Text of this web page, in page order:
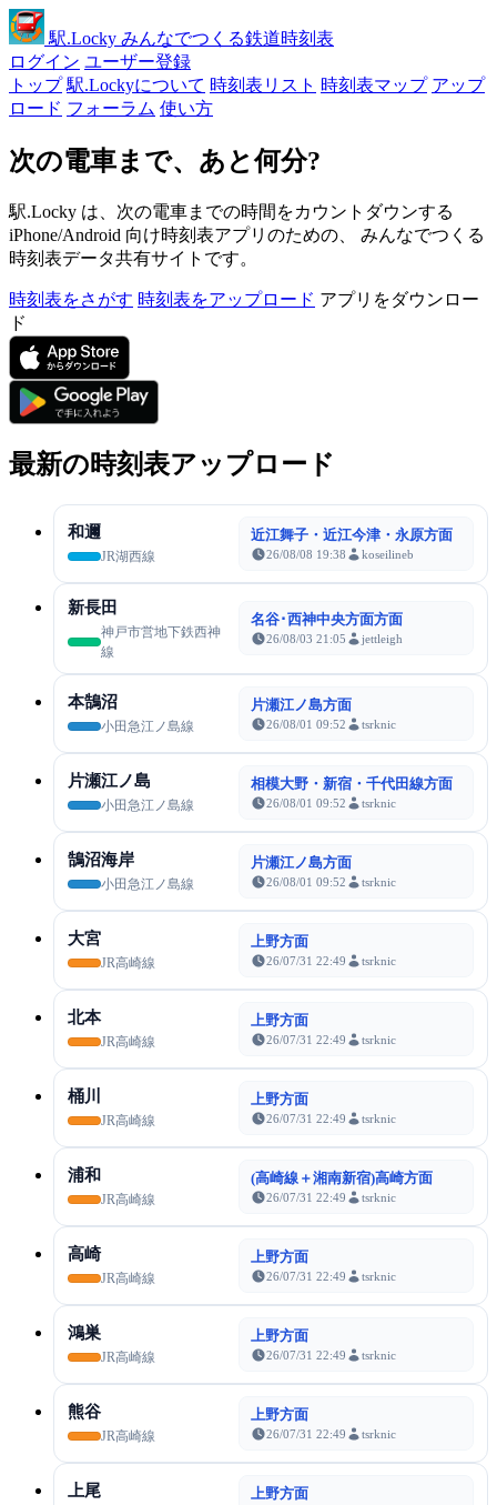
駅.Locky みんなでつくる鉄道時刻表
ログイン ユーザー登録
トップ 駅.Lockyについて 時刻表リスト 時刻表マップ アップ
ロード フォーラム 使い方
次の電車まで、あと何分?
駅.Locky は、次の電車までの時間をカウントダウンする
iPhone/Android 向け時刻表アプリのための、 みんなでつくる
時刻表データ共有サイトです。
時刻表をさがす 時刻表をアップロード アプリをダウンロー
ド
最新の時刻表アップロード
和邇
JR湖西線
近江舞子・近江今津・永原方面
26/08/08 19:38 koseilineb
新長田
神戸市営地下鉄西神
線
名谷･西神中央方面方面
26/08/03 21:05 jettleigh
本鵠沼
小田急江ノ島線
片瀬江ノ島方面
26/08/01 09:52 tsrknic
片瀬江ノ島
小田急江ノ島線
相模大野・新宿・千代田線方面
26/08/01 09:52 tsrknic
鵠沼海岸
小田急江ノ島線
片瀬江ノ島方面
26/08/01 09:52 tsrknic
大宮
JR高崎線
上野方面
26/07/31 22:49 tsrknic
北本
JR高崎線
上野方面
26/07/31 22:49 tsrknic
桶川
JR高崎線
上野方面
26/07/31 22:49 tsrknic
浦和
JR高崎線
(高崎線＋湘南新宿)高崎方面
26/07/31 22:49 tsrknic
高崎
JR高崎線
上野方面
26/07/31 22:49 tsrknic
鴻巣
JR高崎線
上野方面
26/07/31 22:49 tsrknic
熊谷
JR高崎線
上野方面
26/07/31 22:49 tsrknic
上尾 上野方面